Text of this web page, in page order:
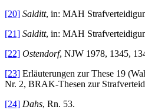
[20] Salditt, in: MAH
[21] Salditt, in: MAH
[22] Ostendorf, NJW 1978, 1345,
[23] Erläuterungen zur These 19
Nr. 2, BRAK-Thesen zur
[24] Dahs, Rn. 53.